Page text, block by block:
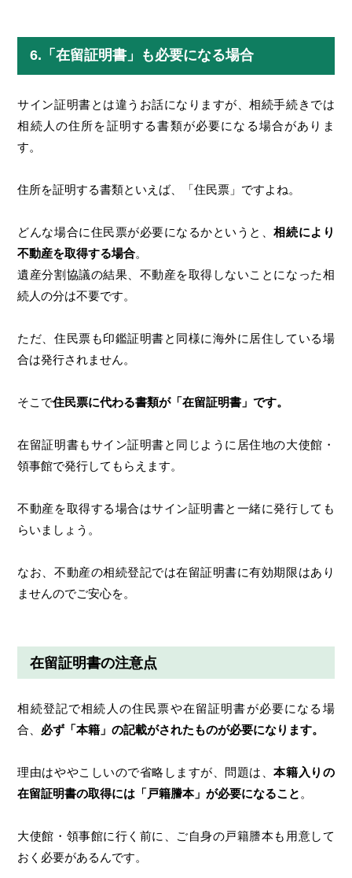
6.「在留証明書」も必要になる場合
サイン証明書とは違うお話になりますが、相続手続きでは
相続人の住所を証明する書類が必要になる場合がありま
す。
住所を証明する書類といえば、「住民票」ですよね。
どんな場合に住民票が必要になるかというと、相続により
不動産を取得する場合。
遺産分割協議の結果、不動産を取得しないことになった相
続人の分は不要です。
ただ、住民票も印鑑証明書と同様に海外に居住している場
合は発行されません。
そこで住民票に代わる書類が「在留証明書」です。
在留証明書もサイン証明書と同じように居住地の大使館・
領事館で発行してもらえます。
不動産を取得する場合はサイン証明書と一緒に発行しても
らいましょう。
なお、不動産の相続登記では在留証明書に有効期限はあり
ませんのでご安心を。
在留証明書の注意点
相続登記で相続人の住民票や在留証明書が必要になる場
合、 必ず「本籍」の記載がされたものが必要になります。
理由はややこしいので省略しますが、問題は、本籍入りの
在留証明書の取得には「戸籍謄本」が必要になること 。
大使館・領事館に行く前に、ご自身の戸籍謄本も用意して
おく必要があるんです。